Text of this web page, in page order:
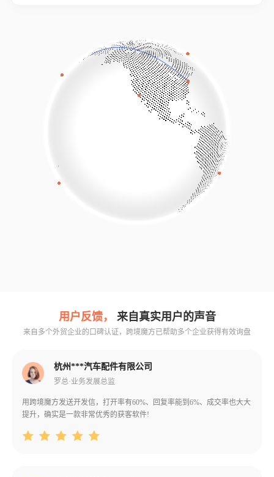
用户反馈， 来自真实用户的声音
来自多个外贸企业的口碑认证，跨境魔方已帮助多个企业获得有效询盘
杭州***汽车配件有限公司
罗总·业务发展总监
用跨境魔方发送开发信，打开率有60%、回复率能到6%、成交率也大大
提升，确实是一款非常优秀的获客软件!